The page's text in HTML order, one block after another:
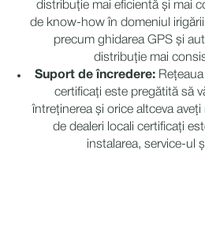
distribuție mai eficientă și mai
de know-how în domeniul
precum ghidarea GPS și
distribuție mai
Suport de încredere:Rețeaua
certificați este pregătită să
întreținerea și orice altceva aveți
de dealeri locali certificați
instalarea, service-ul